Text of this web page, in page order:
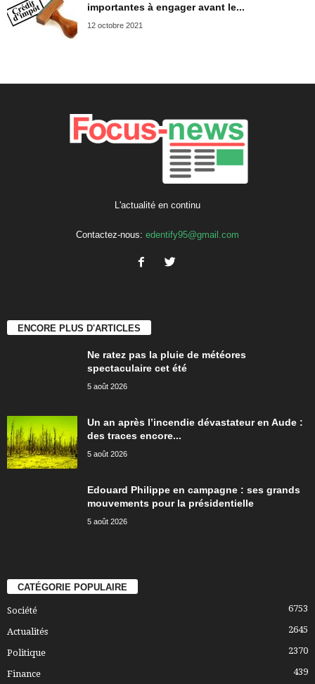
importantes à engager avant le...
12 octobre 2021
L'actualité en continu
Contactez-nous: edentify95@gmail.com
ENCORE PLUS D'ARTICLES
Ne ratez pas la pluie de météores
spectaculaire cet été
5 août 2026
Un an après l’incendie dévastateur en Aude :
des traces encore...
5 août 2026
Edouard Philippe en campagne : ses grands
mouvements pour la présidentielle
5 août 2026
CATÉGORIE POPULAIRE
Société 6753
Actualités 2645
Politique 2370
Finance 439